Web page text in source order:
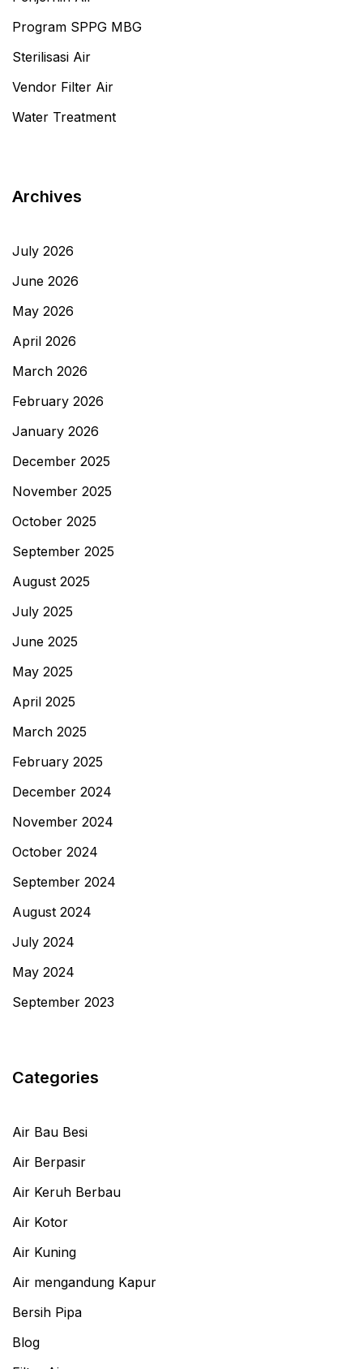
Program SPPG MBG
Sterilisasi Air
Vendor Filter Air
Water Treatment
Archives
July 2026
June 2026
May 2026
April 2026
March 2026
February 2026
January 2026
December 2025
November 2025
October 2025
September 2025
August 2025
July 2025
June 2025
May 2025
April 2025
March 2025
February 2025
December 2024
November 2024
October 2024
September 2024
August 2024
July 2024
May 2024
September 2023
Categories
Air Bau Besi
Air Berpasir
Air Keruh Berbau
Air Kotor
Air Kuning
Air mengandung Kapur
Bersih Pipa
Blog